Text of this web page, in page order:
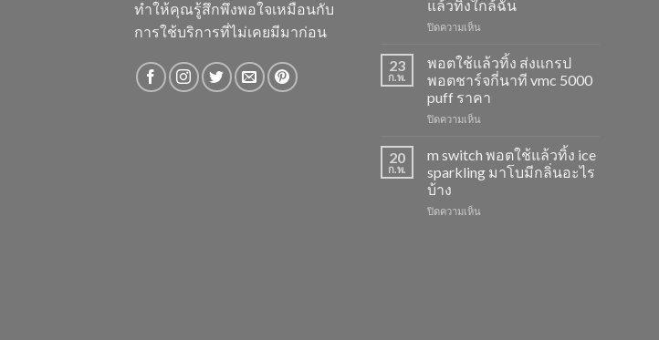
ทำให้คุณรู้สึกพึงพอใจเหมือนกับ
การใช้บริการที่ไม่เคยมีมาก่อน
ดูด
พอต
ให้
ไอ
หัว
มา
โบ
สตอ
หัว
ตมา
แล้วทิ้งใกล้ฉัน
ปิดความเห็น
M
Switch
15K
หัว
มา
องุ่น
ขาย
ใช้
23
ก.พ.
พอตใช้แล้วทิ้ง ส่งแกรป
พอตชาร์จกี่นาที vmc 5000
puff ราคา
ปิดความเห็น
แล้ว
ทิ้ง
แกรป
20
ก.พ.
m switch พอตใช้แล้วทิ้ง ice
sparkling มาโบมีกลิ่นอะไร
บ้าง
ปิดความเห็น